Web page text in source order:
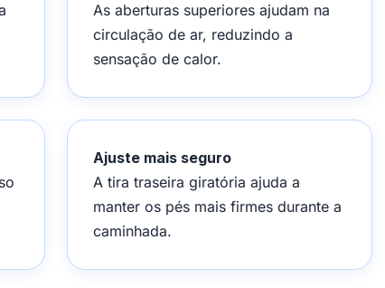
As aberturas superiores ajudam na
circulação de ar, reduzindo a
sensação de calor.
Ajuste mais seguro
A tira traseira giratória ajuda a
manter os pés mais firmes durante a
caminhada.